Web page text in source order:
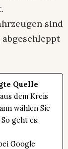
sind
Quelle
dem Kreis
wählen Sie
geht es:
Google